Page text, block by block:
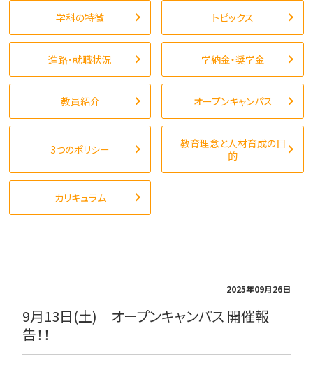
学科の特徴 トピックス
進路･就職状況 学納金・奨学金
教員紹介 オープンキャンパス
3つのポリシー
教育理念と人材育成の目
的
カリキュラム
2025年09月26日
9月13日(土) オープンキャンパス 開催報
告！！